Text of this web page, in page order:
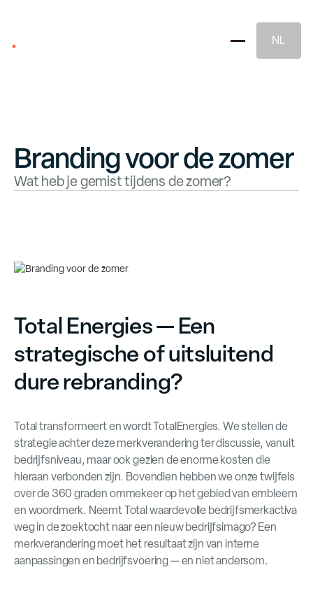
NL
Branding voor de zomer
Wat heb je gemist tijdens de zomer?
Total Energies — Een
strategische of uitsluitend
dure rebranding?
Total transformeert en wordt TotalEnergies. We stellen de
strategie achter deze merkverandering ter discussie, vanuit
bedrijfsniveau, maar ook gezien de enorme kosten die
hieraan verbonden zijn. Bovendien hebben we onze twijfels
over de 360 graden ommekeer op het gebied van embleem
en woordmerk. Neemt Total waardevolle bedrijfsmerkactiva
weg in de zoektocht naar een nieuw bedrijfsimago? Een
merkverandering moet het resultaat zijn van interne
aanpassingen en bedrijfsvoering — en niet andersom.